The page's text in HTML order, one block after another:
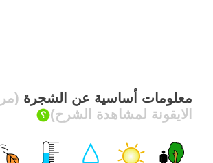
معلومات أساسية عن الشجرة
الايقونة لمشاهدة الشرح)